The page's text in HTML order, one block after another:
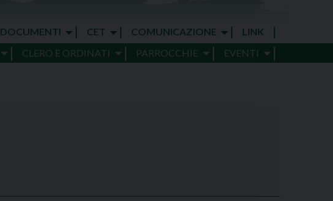
DOCUMENTI CET COMUNICAZIONE
LINK
CLERO E ORDINATI PARROCCHIE EVENTI